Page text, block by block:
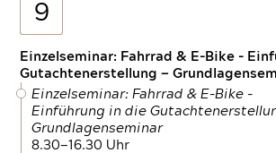
9
Einzelseminar: Fahrrad & E-Bike -
Gutachtenerstellung —
Einzelseminar: Fahrrad & E-Bike -
Einführung in die
Grundlagenseminar
8.30—16.30 Uhr